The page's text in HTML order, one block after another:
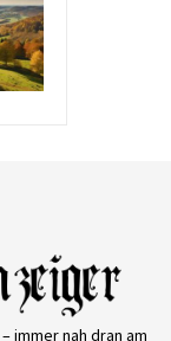
immer nah dran am